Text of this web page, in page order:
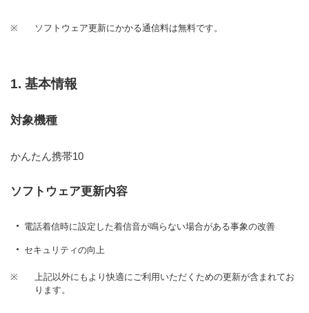
※ ソフトウェア更新にかかる通信料は無料です。
1. 基本情報
対象機種
かんたん携帯10
ソフトウェア更新内容
電話着信時に設定した着信音が鳴らない場合がある事象の改善
セキュリティの向上
※
上記以外にもより快適にご利用いただくための更新が含まれてお
ります。